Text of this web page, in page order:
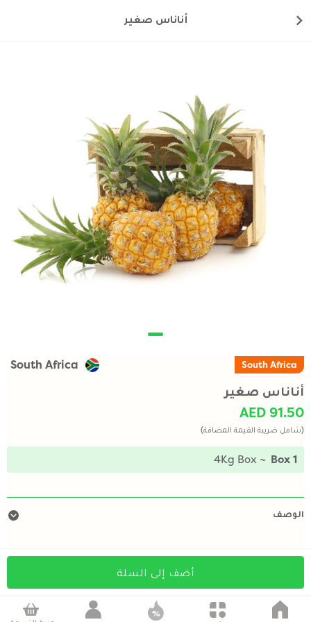
أناناس صغير
South Africa
South Africa
أناناس صغير
AED 91.50
(شامل ضريبة القيمة المضافة)
1 Box
~ 4Kg Box
الوصف
أضف إلى السلة